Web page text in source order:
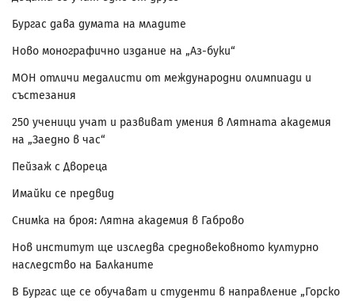
Бургас дава думата на младите
Ново монографично издание на „Аз-буки“
МОН отличи медалисти от международни олимпиади и
състезания
250 ученици учат и развиват умения в Лятната академия
на „Заедно в час“
Пейзаж с Двореца
Имайки се предвид
Снимка на броя: Лятна академия в Габрово
Нов институт ще изследва средновековното културно
наследство на Балканите
В Бургас ще се обучават и студенти в направление „Горско